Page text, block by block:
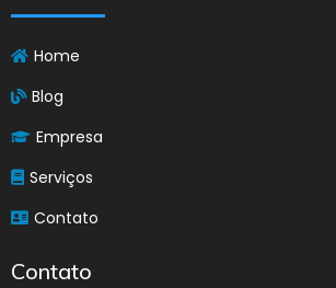
Home
Blog
Empresa
Serviços
Contato
Contato